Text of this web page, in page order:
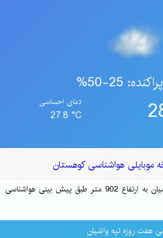
25-50%
دمای احساسی
27.8 °C
هواشناسی کوهستان
هواشناسی کوهستان ، قله تپه واشیان به ارتفاع 902 متر طبق پیش بینی هواشناسی
هفت روزه تپه واشیان